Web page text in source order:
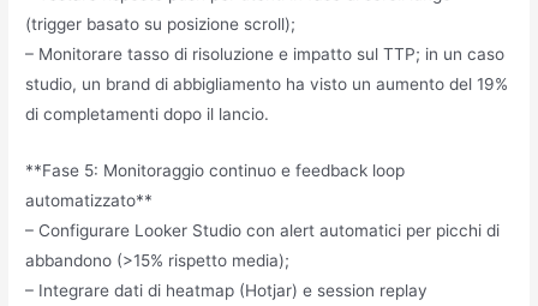
(trigger basato su posizione scroll);
– Monitorare tasso di risoluzione e impatto sul TTP; in un caso
studio, un brand di abbigliamento ha visto un aumento del 19%
di completamenti dopo il lancio.
**Fase 5: Monitoraggio continuo e feedback loop
automatizzato**
– Configurare Looker Studio con alert automatici per picchi di
abbandono (>15% rispetto media);
– Integrare dati di heatmap (Hotjar) e session replay